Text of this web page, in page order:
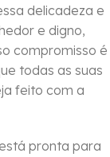
delicadeza e
e digno,
compromisso é
todas as suas
feito com a
pronta para